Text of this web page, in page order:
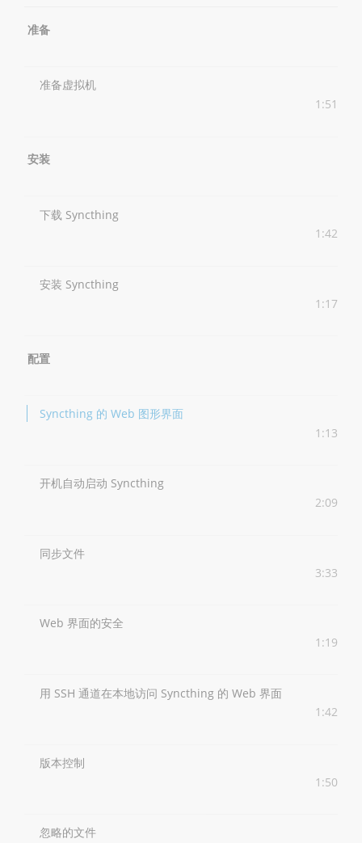
准备
准备虚拟机
1:51
安装
下载 Syncthing
1:42
安装 Syncthing
1:17
配置
Syncthing 的 Web 图形界面
1:13
开机自动启动 Syncthing
2:09
同步文件
3:33
Web 界面的安全
1:19
用 SSH 通道在本地访问 Syncthing 的 Web 界面
1:42
版本控制
1:50
忽略的文件